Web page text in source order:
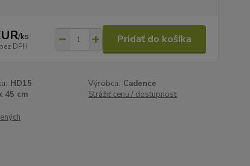
/ks
bez DPH
Pridať do košíka
HD15 Výrobca: Cadence
45 cm Strážiť cenu / dostupnosť